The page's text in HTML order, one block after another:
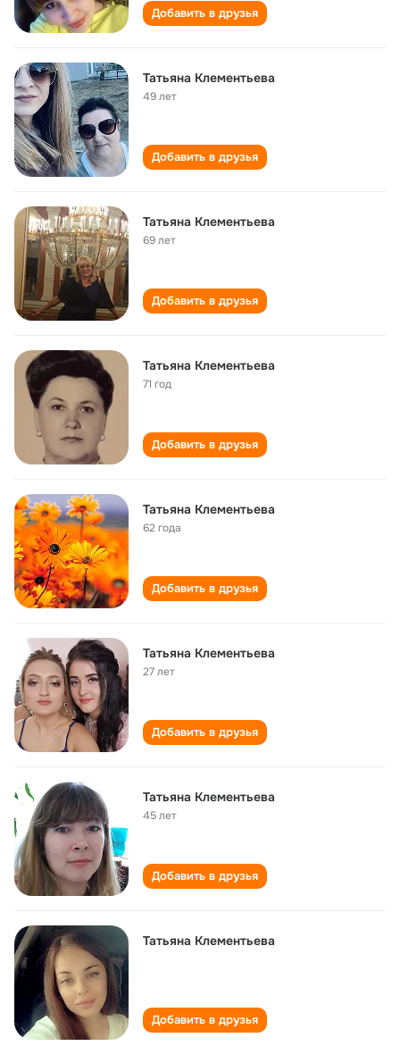
Добавить в друзья
Татьяна Клементьева
49 лет
Добавить в друзья
Татьяна Клементьева
69 лет
Добавить в друзья
Татьяна Клементьева
71 год
Добавить в друзья
Татьяна Клементьева
62 года
Добавить в друзья
Татьяна Клементьева
27 лет
Добавить в друзья
Татьяна Клементьева
45 лет
Добавить в друзья
Татьяна Клементьева
Добавить в друзья